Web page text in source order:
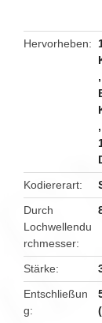
Hervorheben
,
,
Kodiererart
Durch
Lochwellendu
rchmesser
Stärke
Entschließun
g